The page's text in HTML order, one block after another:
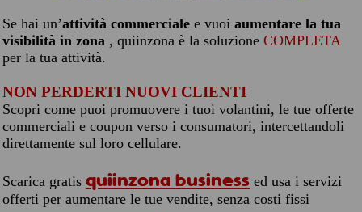
Se hai un’attività commerciale e vuoi aumentare la tua
visibilità in zona , quiinzona è la soluzione COMPLETA
per la tua attività.
NON PERDERTI NUOVI CLIENTI
Scopri come puoi promuovere i tuoi volantini, le tue offerte
commerciali e coupon verso i consumatori, intercettandoli
direttamente sul loro cellulare.
Scarica gratis quiinzona business ed usa i servizi
offerti per aumentare le tue vendite, senza costi fissi